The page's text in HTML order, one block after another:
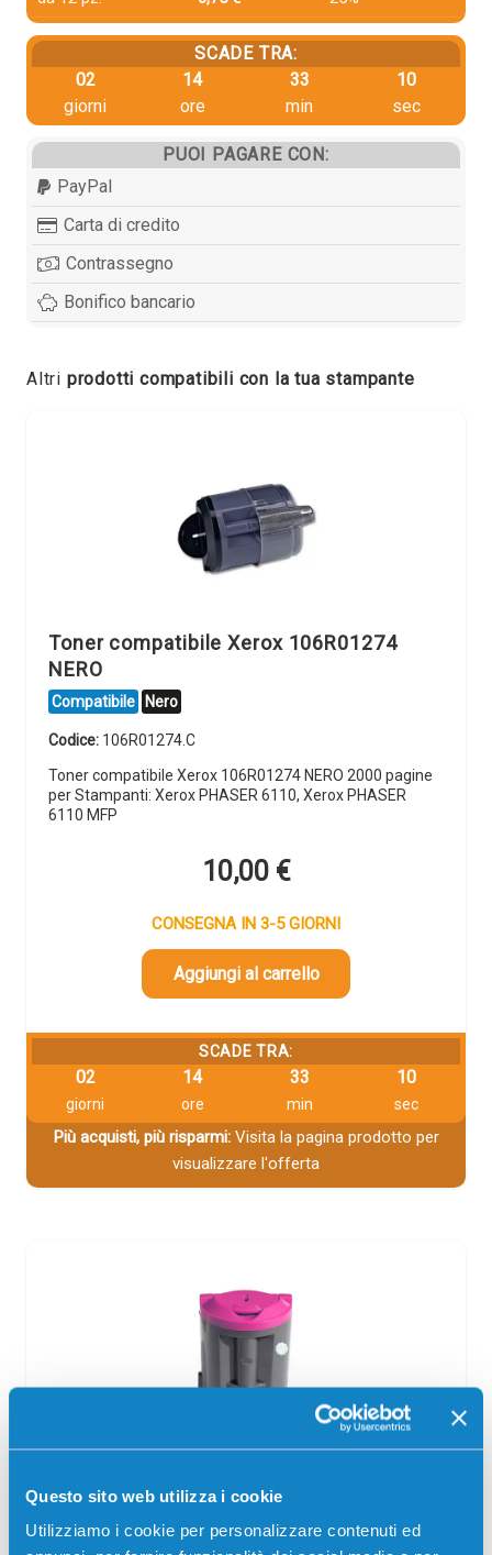
Questo sito web utilizza i cookie
Utilizziamo i cookie per personalizzare contenuti ed
SCADE TRA:
02
giorni
14
ore
33
min
09
sec
PUOI PAGARE CON:
PayPal
Carta di credito
Contrassegno
Bonifico bancario
Altri prodotti compatibili con la tua stampante
Toner compatibile Xerox 106R01274
NERO
Compatibile Nero
Codice: 106R01274.C
Toner compatibile Xerox 106R01274 NERO 2000 pagine
per Stampanti: Xerox PHASER 6110, Xerox PHASER
6110 MFP
10,00 €
CONSEGNA IN 3-5 GIORNI
Aggiungi al carrello
SCADE TRA:
02
giorni
14
ore
33
min
09
sec
Più acquisti, più risparmi:Visita la pagina prodotto per
visualizzare l'offerta
MAGENTA
Compatibile Magenta